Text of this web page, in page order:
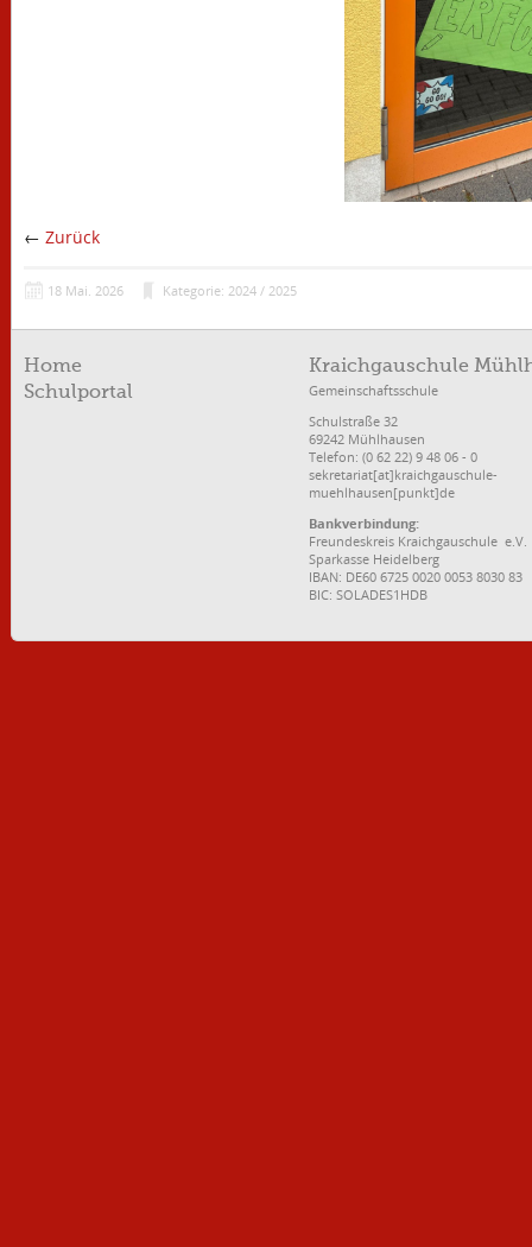
← Zurück
18 Mai. 2026 Kategorie: 2024 / 2025
Home
Schulportal
Kraichgauschule
Gemeinschaftsschule
Schulstraße 32
69242 Mühlhausen
Telefon: (0 62 22) 9 48 06 - 0
sekretariat[at]kraichgauschule-
muehlhausen[punkt]de
Bankverbindung:
Freundeskreis Kraichgauschule e.V.
Sparkasse Heidelberg
IBAN: DE60 6725 0020 0053 8030 83
BIC: SOLADES1HDB